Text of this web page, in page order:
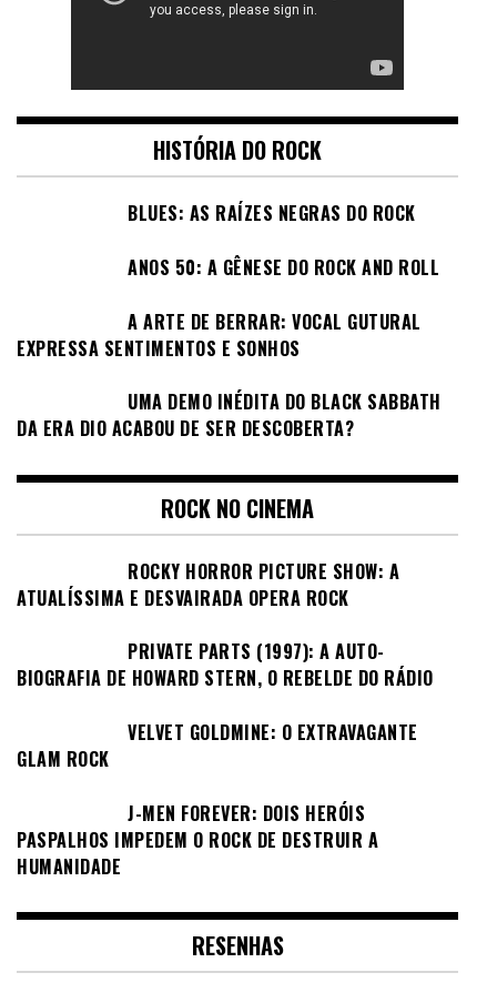
HISTÓRIA DO ROCK
BLUES: AS RAÍZES NEGRAS DO ROCK
ANOS 50: A GÊNESE DO ROCK AND ROLL
A ARTE DE BERRAR: VOCAL GUTURAL
EXPRESSA SENTIMENTOS E SONHOS
UMA DEMO INÉDITA DO BLACK SABBATH
DA ERA DIO ACABOU DE SER DESCOBERTA?
ROCK NO CINEMA
ROCKY HORROR PICTURE SHOW: A
ATUALÍSSIMA E DESVAIRADA OPERA ROCK
PRIVATE PARTS (1997): A AUTO-
BIOGRAFIA DE HOWARD STERN, O REBELDE DO RÁDIO
VELVET GOLDMINE: O EXTRAVAGANTE
GLAM ROCK
J-MEN FOREVER: DOIS HERÓIS
PASPALHOS IMPEDEM O ROCK DE DESTRUIR A
HUMANIDADE
RESENHAS